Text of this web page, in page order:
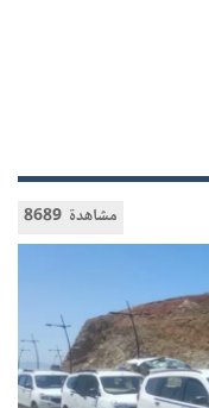
8689 مشاهدة